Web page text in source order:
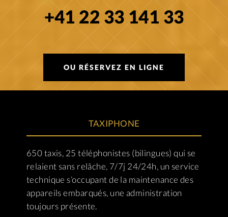
+41 22 33 141 33
OU RÉSERVEZ EN LIGNE
TAXIPHONE
650 taxis, 25 téléphonistes (bilingues) qui se
relaient sans relâche, 7/7j 24/24h, un service
technique s’occupant de la maintenance des
appareils embarqués, une administration
toujours présente.